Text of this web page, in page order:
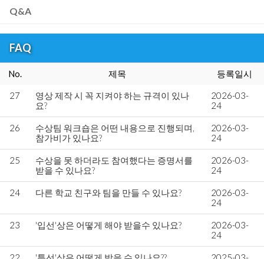
Q&A
FAQ
No. 제목 등록일시
27
영상 제작 시 꼭 지켜야 하는 규격이 있나
요?
2026-03-
24
26
수상팀 워크숍은 어떤 내용으로 진행되며,
참가비가 있나요?
2026-03-
24
25
수상을 못 하더라도 참여했다는 증명서를
받을 수 있나요?
2026-03-
24
24 다른 학교 친구와 팀을 만들 수 있나요?
2026-03-
24
23 '입선'상은 어떻게 해야 받을수 있나요?
2026-03-
24